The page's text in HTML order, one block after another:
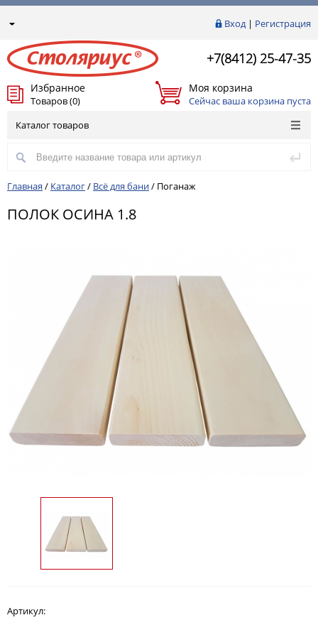
Вход| Регистрация
+7(8412) 25-47-35
Избранное
Товаров (0)
Моя корзина
Сейчас ваша корзина пуста
Каталог товаров
Главная / Каталог/ Всё для бани/ Поганаж
ПОЛОК ОСИНА 1.8
Артикул: